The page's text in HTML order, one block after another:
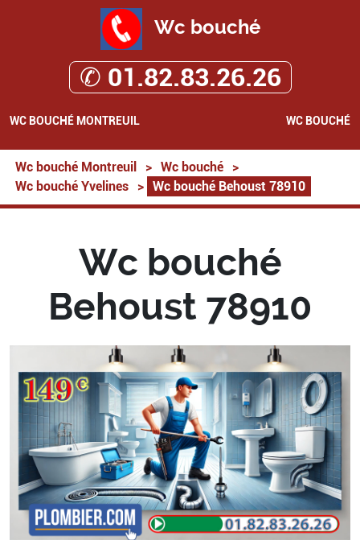
Wc bouché
✆ 01.82.83.26.26
WC BOUCHÉ MONTREUIL WC BOUCHÉ
Wc bouché Montreuil > Wc bouché
>
Wc bouché Yvelines
> Wc bouché Behoust 78910
Wc bouché
Behoust 78910